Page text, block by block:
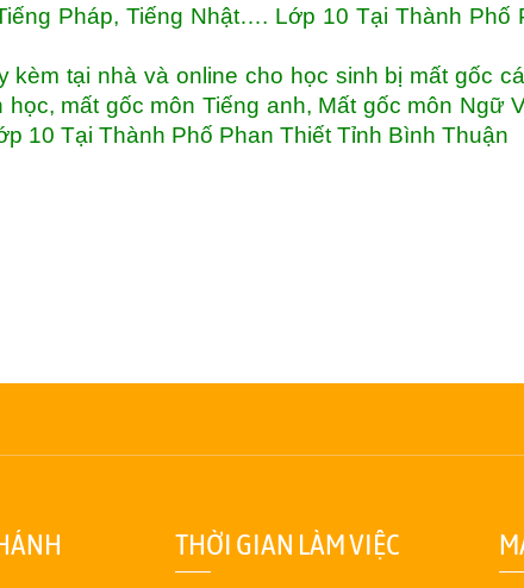
Pháp, Tiếng Nhật…. Lớp 10 Tại Thành Phố
kèm tại nhà và online cho học sinh bị mất gốc
mất gốc môn Tiếng anh, Mất gốc môn Ngữ
10 Tại Thành Phố Phan Thiết Tỉnh Bình Thuận
THỜI GIAN LÀM VIỆC